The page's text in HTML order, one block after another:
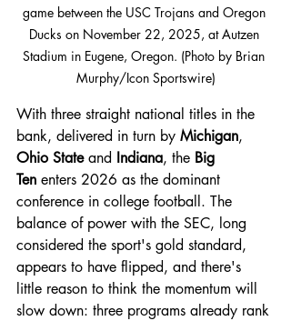
game between the USC Trojans and Oregon
Ducks on November 22, 2025, at Autzen
Stadium in Eugene, Oregon. (Photo by Brian
Murphy/Icon Sportswire)
With three straight national titles in the
bank, delivered in turn by Michigan,
Ohio State and Indiana, the Big
Ten enters 2026 as the dominant
conference in college football. The
balance of power with the SEC, long
considered the sport's gold standard,
appears to have flipped, and there's
little reason to think the momentum will
slow down: three programs already rank